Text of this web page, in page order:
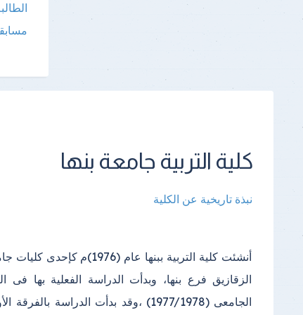
كلية التربية جامعة بنها
نبذة تاريخية عن الكلية
أنشئت كلية التربية ببنها عام (1976)م كإحدى
الزقازيق فرع بنها، وبدأت الدراسة الفعلية بها فى
الجامعى (1977/1978) ،وقد بدأت الدراسة بالفرقة
الدراسي(2000) واستمرت الدراسة فيه إلى أن
مبنى خاص بالكلية في مجمع الكليات بكفر سعد وتم
إليه في عام (2013)؛ ويتكون المكان الجديد للكلية